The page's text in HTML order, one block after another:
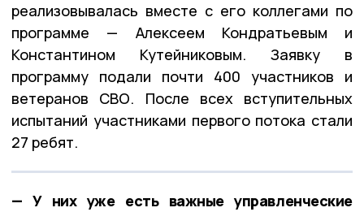
реализовывалась вместе с его коллегами по
программе — Алексеем Кондратьевым и
Константином Кутейниковым. Заявку в
программу подали почти 400 участников и
ветеранов СВО. После всех вступительных
испытаний участниками первого потока стали
27 ребят.
— У них уже есть важные управленческие